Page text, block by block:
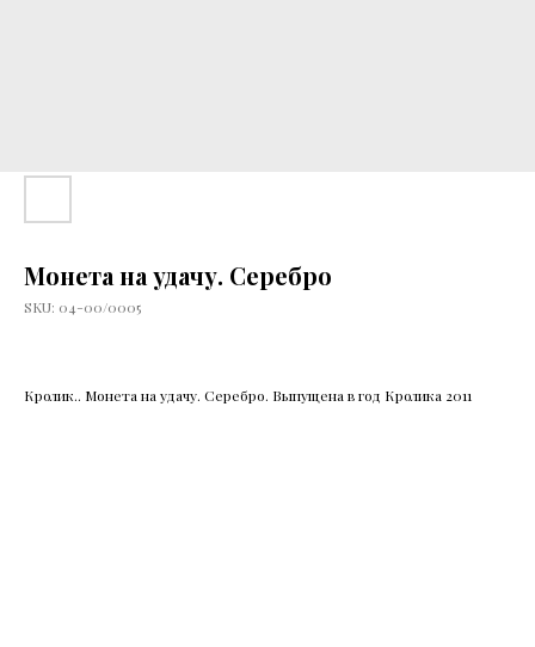
Монета на удачу. Серебро
SKU: 04-00/0005
Кролик.. Монета на удачу. Серебро. Выпущена в год Кролика 2011